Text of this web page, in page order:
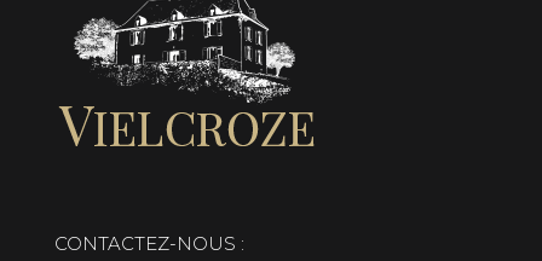
CONTACTEZ-NOUS :